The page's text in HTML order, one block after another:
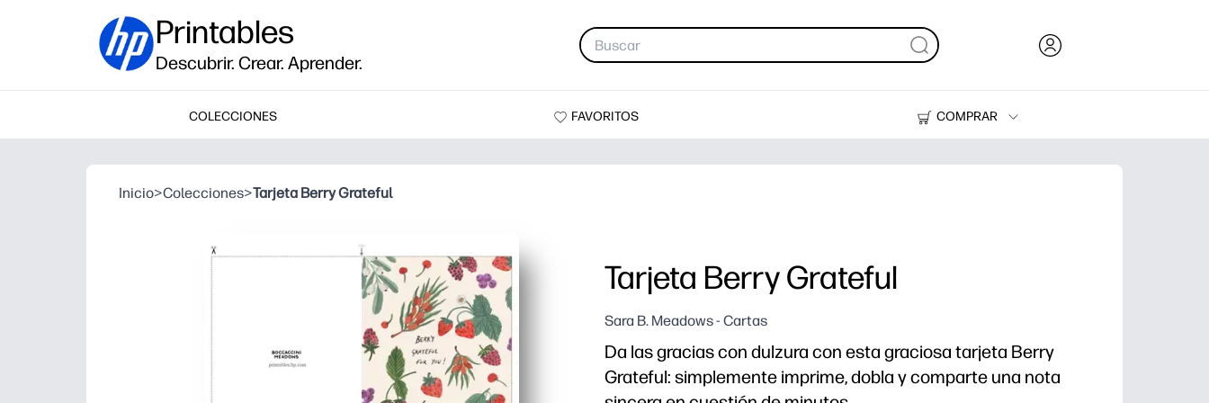
Printables
Descubrir. Crear. Aprender.
COLECCIONES FAVORITOS
COMPRAR
Impresoras
Inicio>Colecciones>Tarjeta Berry Grateful
Tarjeta Berry Grateful
Sara B. Meadows - Cartas
Da las gracias con dulzura con esta graciosa tarjeta Berry
Grateful: simplemente imprime, dobla y comparte una nota